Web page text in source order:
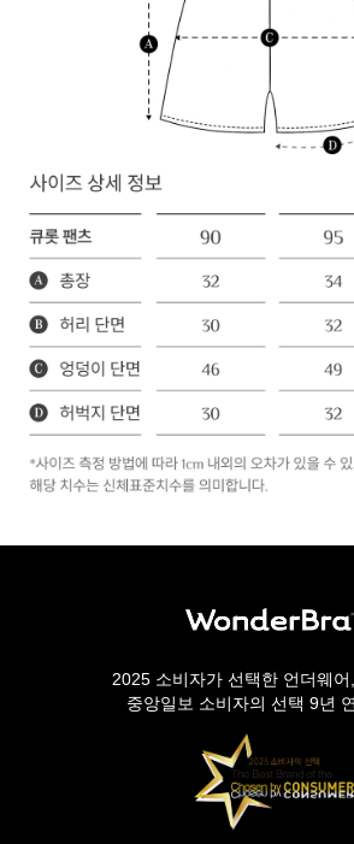
2025 소비자가 선택한 언더웨
중앙일보 소비자의 선택 9년